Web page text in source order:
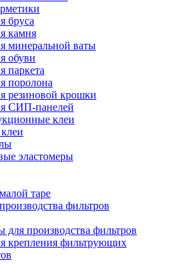
бруса
камня
минеральной ваты
обуви
паркета
поролона
резиновой крошки
СИП-панелей
клеи
эластомеры
таре
фильтров
для производства фильтров
крепления фильтрующих